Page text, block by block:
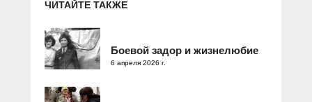
ЧИТАЙТЕ ТАКЖЕ
Боевой задор и жизнелюбие
6 апреля 2026 г.